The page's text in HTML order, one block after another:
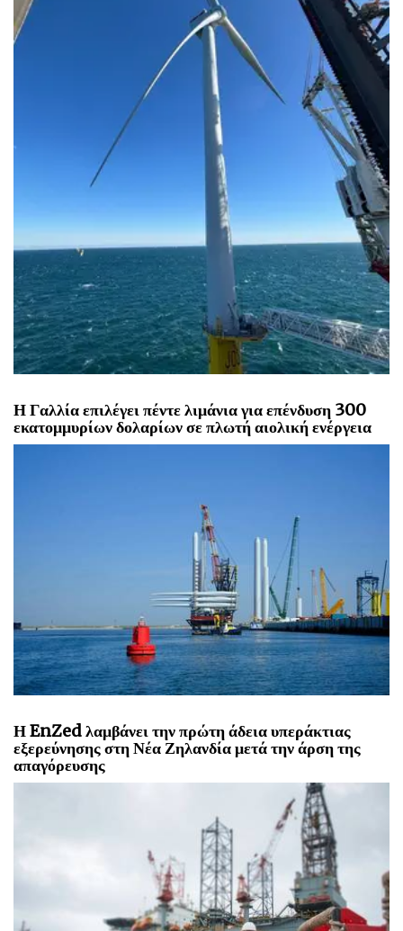
Η Γαλλία επιλέγει πέντε λιμάνια για επένδυση 300
εκατομμυρίων δολαρίων σε πλωτή αιολική ενέργεια
Η EnZed λαμβάνει την πρώτη άδεια υπεράκτιας
εξερεύνησης στη Νέα Ζηλανδία μετά την άρση της
απαγόρευσης